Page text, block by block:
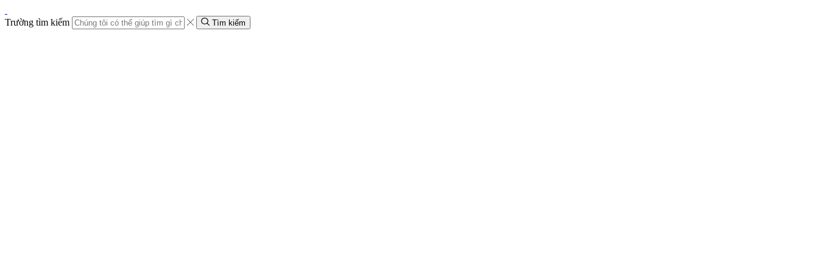
Trường tìm kiếm Tìm kiếm